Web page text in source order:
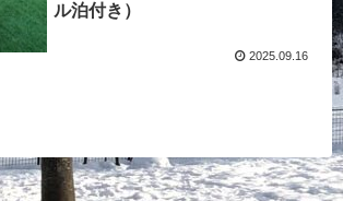
ル泊付き）
2025.09.16